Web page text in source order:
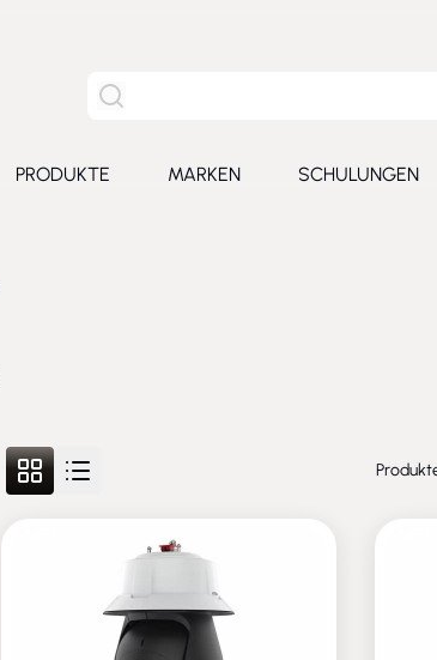
Site Suche
PRODUKTE
MARKEN
SCHULUNGEN